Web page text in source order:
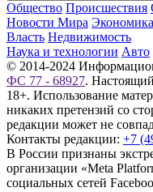
Общество Происшествия
Новости Мира
Власть Недвижимость
Наука и технологии Авто
© 2014-2024
ФС 77 - 68927.
18+. Использование
никаких претензий со
редакции может не
Контакты редакции: +7
В России признаны
организации «Meta
социальных сетей